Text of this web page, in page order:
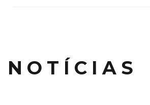
NOTÍCIAS